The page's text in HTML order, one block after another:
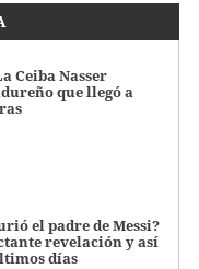
Ceiba Nasser
que llegó a
el padre de Messi?
revelación y así
días